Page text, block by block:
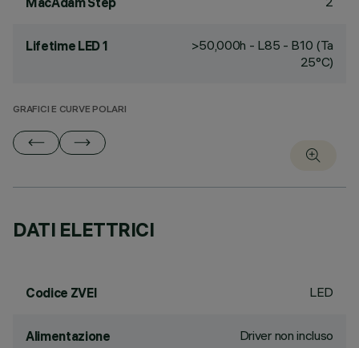
Lifetime LED 1
>50,000h - L85 - B10 (Ta
25°C)
GRAFICI E CURVE POLARI
DATI ELETTRICI
Codice ZVEI LED
Alimentazione Driver non incluso